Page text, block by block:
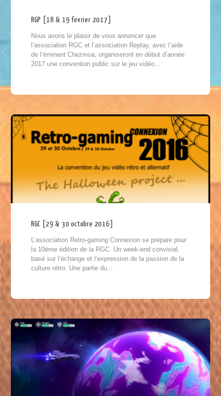
RGP [18 & 19 fevrier 2017]
Nous avons le plaisir de vous annoncer que
l’association RGC et l’association Replay, avec l’aide
de l’éminent Chezmoa, organiseront en début d’année
2017 une convention public sur le jeu vidéo...
RGC [29 & 30 octobre 2016]
L’association Retro-gaming Connexion se prépare pour
la 10ème édition de la RGC. Un week-end convivial,
basé sur l’échange et l’expression de la passion de la
culture rétro. Une partie du...